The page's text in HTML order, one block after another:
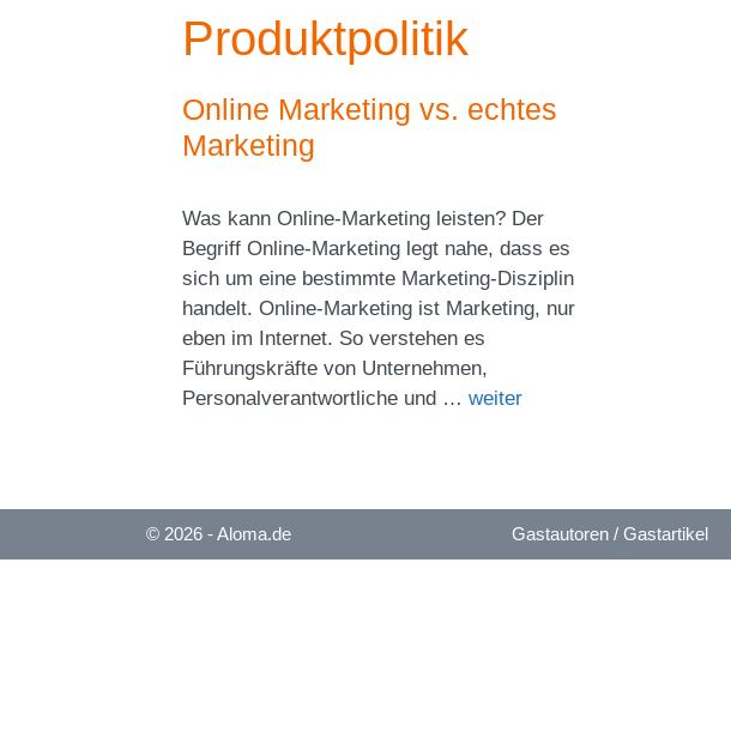
Produktpolitik
Online Marketing vs. echtes
Marketing
Was kann Online-Marketing leisten? Der
Begriff Online-Marketing legt nahe, dass es
sich um eine bestimmte Marketing-Disziplin
handelt. Online-Marketing ist Marketing, nur
eben im Internet. So verstehen es
Führungskräfte von Unternehmen,
Personalverantwortliche und … weiter
Gastautoren / Gastartikel
© 2026 - Aloma.de